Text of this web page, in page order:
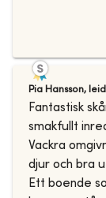
Pia Hansson,
Fantastisk
smakfullt
Vackra
djur och bra
Ett boende